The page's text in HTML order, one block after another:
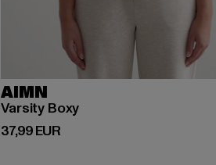
AIMN
Varsity Boxy
37,99 EUR
Derzeitiger Preis: 37,99 EUR